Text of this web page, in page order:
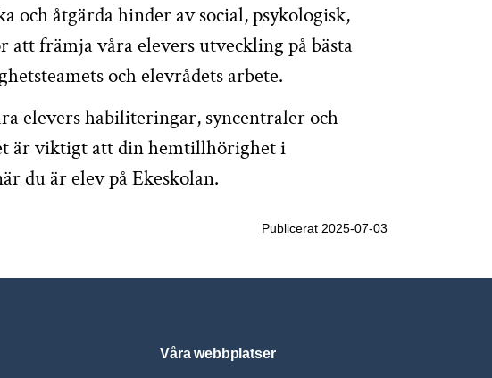
och åtgärda hinder av social, psykologisk,
främja våra elevers utveckling på bästa
och elevrådets arbete.
elevers habiliteringar, syncentraler och
är viktigt att din hemtillhörighet i
du är elev på Ekeskolan.
Publicerat 2025-07-03
Våra webbplatser